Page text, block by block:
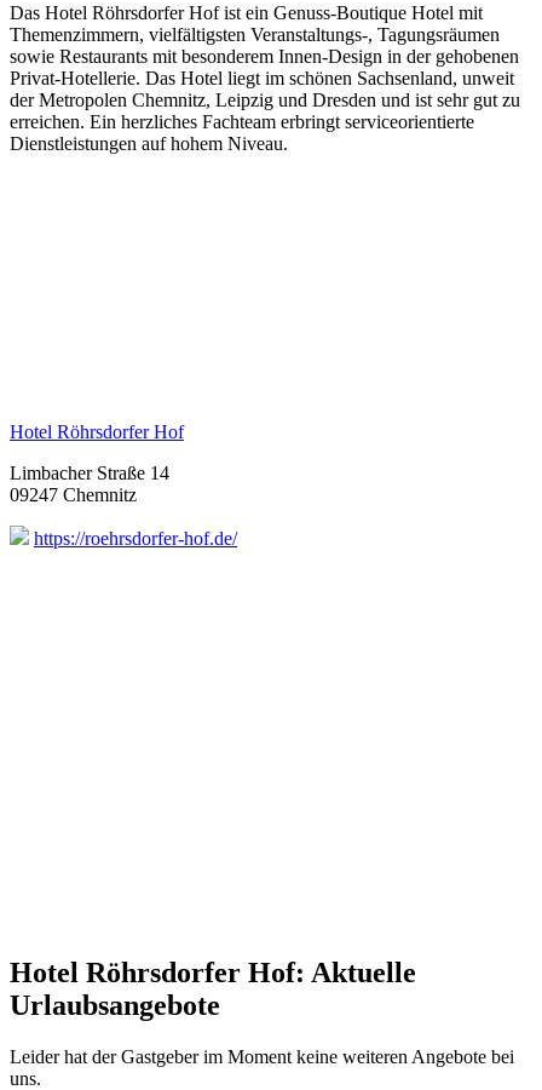
Das Hotel Röhrsdorfer Hof ist ein Genuss-Boutique Hotel mit
Themenzimmern, vielfältigsten Veranstaltungs-, Tagungsräumen
sowie Restaurants mit besonderem Innen-Design in der gehobenen
Privat-Hotellerie. Das Hotel liegt im schönen Sachsenland, unweit
der Metropolen Chemnitz, Leipzig und Dresden und ist sehr gut zu
erreichen. Ein herzliches Fachteam erbringt serviceorientierte
Dienstleistungen auf hohem Niveau.
Hotel Röhrsdorfer Hof
Limbacher Straße 14
09247 Chemnitz
https://roehrsdorfer-hof.de/
Hotel Röhrsdorfer Hof: Aktuelle
Urlaubsangebote
Leider hat der Gastgeber im Moment keine weiteren Angebote bei
uns.